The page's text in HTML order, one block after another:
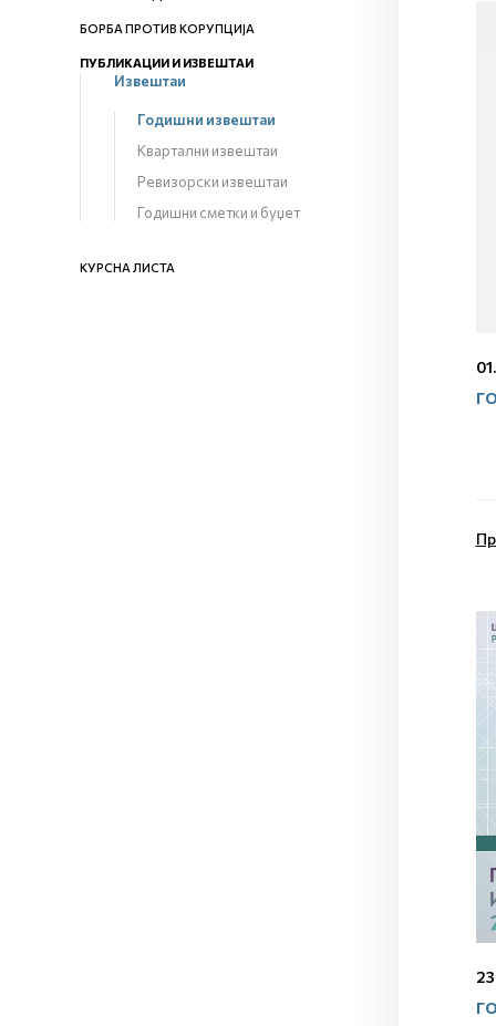
БОРБА ПРОТИВ КОРУПЦИЈА
ПУБЛИКАЦИИ И ИЗВЕШТАИ
Извештаи
Годишни извештаи
Квартални извештаи
Ревизорски извештаи
Годишни сметки и буџет
КУРСНА ЛИСТА